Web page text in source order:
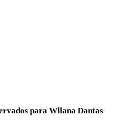
para Wllana Dantas